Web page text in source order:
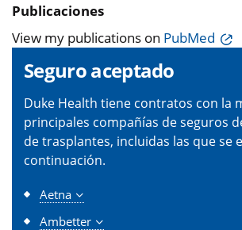
Publicaciones
View my publications on PubMed
Seguro aceptado
Duke Health tiene contratos con la
principales compañías de seguros
de trasplantes, incluidas las que se
continuación.
Aetna
Ambetter